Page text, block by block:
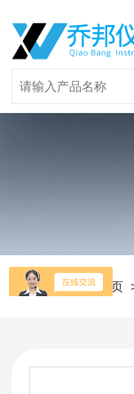
当前位置： 首页